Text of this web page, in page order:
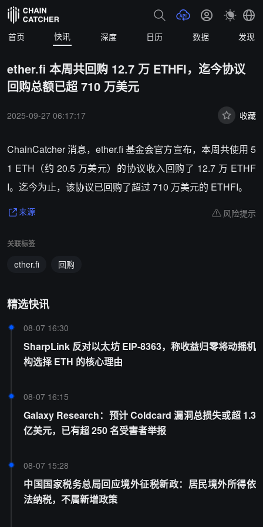
首页 快讯 深度 日历 数据 发现
ether.fi 本周共回购 12.7 万 ETHFI，迄今协议
回购总额已超 710 万美元
2025-09-27 06:17:17 收藏
ChainCatcher 消息，ether.fi 基金会官方宣布， 本周共使用 5
1 ETH（约 20.5 万美元）的协议收入回购了 12.7 万 ETHF
I。迄今为止，该协议已回购了超过 710 万美元的 ETHFI。
来源 风险提示
关联标签
ether.fi 回购
精选快讯
08-07 16:30
SharpLink 反对以太坊 EIP-8363，称收益归零将动摇机
构选择 ETH 的核心理由
08-07 16:15
Galaxy Research：预计 Coldcard 漏洞总损失或超 1.3
亿美元，已有超 250 名受害者举报
08-07 15:28
中国国家税务总局回应境外征税新政：居民境外所得依
法纳税，不属新增政策